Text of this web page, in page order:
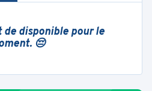
disponible pour le
😔